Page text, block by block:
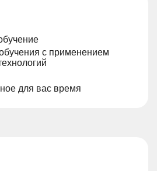
с применением
для вас время